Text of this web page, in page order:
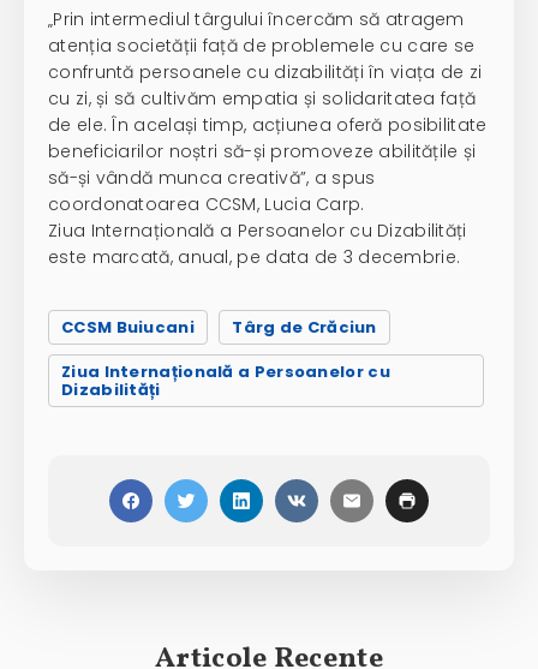
„Prin intermediul târgului încercăm să atragem
atenția societății față de problemele cu care se
confruntă persoanele cu dizabilități în viața de zi
cu zi, și să cultivăm empatia și solidaritatea față
de ele. În același timp, acțiunea oferă posibilitate
beneficiarilor noștri să-și promoveze abilitățile și
să-și vândă munca creativă”, a spus
coordonatoarea CCSM, Lucia Carp.
Ziua Internațională a Persoanelor cu Dizabilități
este marcată, anual, pe data de 3 decembrie.
CCSM Buiucani
Târg de Crăciun
Ziua Internațională a Persoanelor cu
Dizabilități
Articole Recente